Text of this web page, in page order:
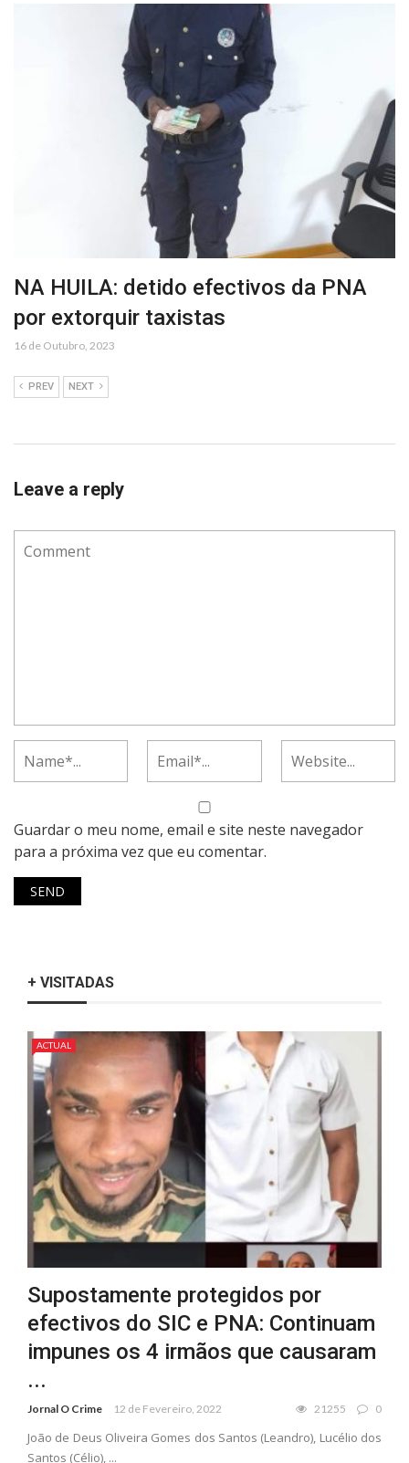
NA HUILA: detido efectivos da PNA
por extorquir taxistas
16 de Outubro, 2023
PREV NEXT
Leave a reply
Guardar o meu nome, email e site neste navegador
para a próxima vez que eu comentar.
+ VISITADAS
ACTUAL
Supostamente protegidos por
efectivos do SIC e PNA: Continuam
impunes os 4 irmãos que causaram
...
Jornal O Crime 12 de Fevereiro, 2022 21255 0
João de Deus Oliveira Gomes dos Santos (Leandro), Lucélio dos
Santos (Célio), ...